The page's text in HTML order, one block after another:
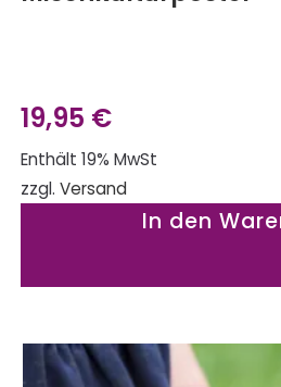
19,95 €
Enthält 19% MwSt
zzgl. Versand
In den